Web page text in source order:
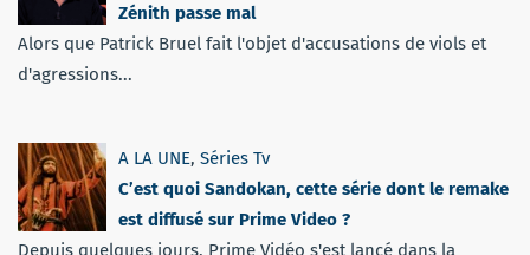
Zénith passe mal
Alors que Patrick Bruel fait l'objet d'accusations de viols et
d'agressions...
A LA UNE, Séries Tv
C’est quoi Sandokan, cette série dont le remake
est diffusé sur Prime Video ?
Depuis quelques jours, Prime Vidéo s'est lancé dans la